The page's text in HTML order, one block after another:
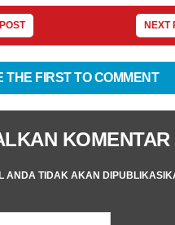
NEXT
THE FIRST TO COMMENT
KOMENTAR
ANDA TIDAK AKAN